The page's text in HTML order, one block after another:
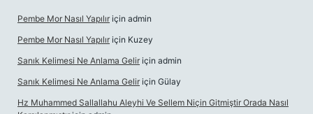
Pembe Mor Nasıl Yapılır için admin
Pembe Mor Nasıl Yapılır için Kuzey
Sanık Kelimesi Ne Anlama Gelir için admin
Sanık Kelimesi Ne Anlama Gelir için Gülay
Hz Muhammed Sallallahu Aleyhi Ve Sellem Niçin Gitmiştir Orada Nasıl